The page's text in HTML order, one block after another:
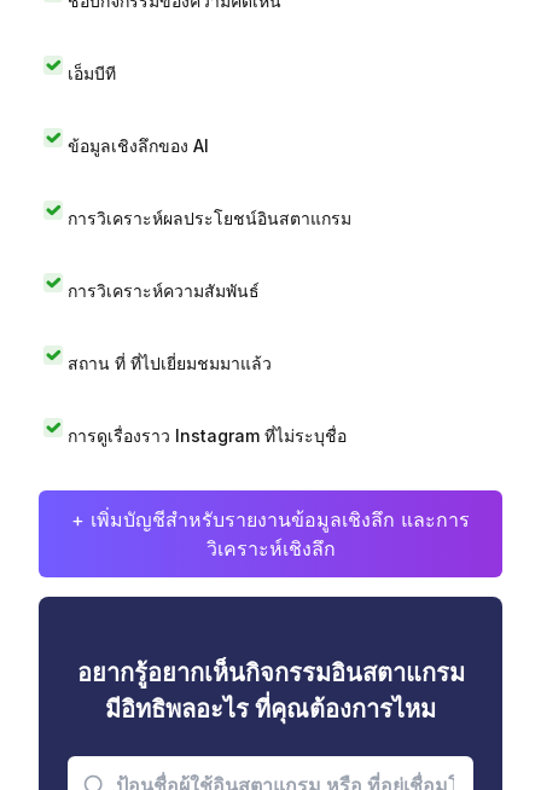
เอ็มบีที
ข้อมูลเชิงลึกของ AI
การวิเคราะห์ผลประโยชน์อินสตาแกรม
การวิเคราะห์ความสัมพันธ์
สถาน ที่ ที่ไปเยี่ยมชมมาแล้ว
การดูเรื่องราว Instagram ที่ไม่ระบุชื่อ
+ เพิ่มบัญชีสำหรับรายงานข้อมูลเชิงลึก และการ
วิเคราะห์เชิงลึก
อยากรู้อยากเห็นกิจกรรมอินสตาแกรม
มีอิทธิพลอะไร ที่คุณต้องการไหม